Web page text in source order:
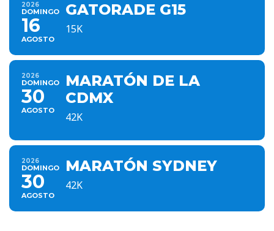
2026
DOMINGO
16
AGOSTO
GATORADE G15
15K
2026
DOMINGO
30
AGOSTO
MARATÓN DE LA
CDMX
42K
2026
DOMINGO
30
AGOSTO
MARATÓN SYDNEY
42K